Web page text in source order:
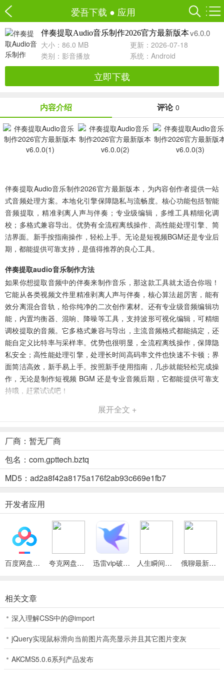
爱吾下载 ● 应用
伴奏提取Audio音乐制作2026官方最新版本v6.0.0
大小：86.0 MB
更新：2026-07-18
类别： 影音播放 系统：Android
立即下载
内容介绍 评论 0
伴奏提取Audio音乐制作2026官方最新版本，为内容创作者提供一站
式音频处理方案。本地化引擎保障隐私与流畅度。核心功能包括智能
音频提取，精准剥离人声与伴奏；专业级编辑，多维工具精细化调
校；多格式兼容导出。优势有全流程离线操作、高性能处理引擎、简
洁界面。新手按指南操作，轻松上手。无论是短视频BGM还是专业后
期，都能提供可靠支持，是值得推荐的良心工具。
伴奏提取audio音乐制作方法
如果你想提取音频中的伴奏来制作音乐，那这款工具就太适合你啦！
它能从各类视频文件里精准剥离人声与伴奏，核心算法超厉害，能有
效分离混合音轨，给你纯净的二次创作素材。还有专业级音频编辑功
能，内置均衡器、混响、降噪等工具，支持波形可视化编辑，可精细
调校提取的音频。它多格式兼容与导出，主流音频格式都能搞定，还
能自定义比特率与采样率。优势也很明显，全流程离线操作，保障隐
私安全；高性能处理引擎，处理长时间高码率文件也快速不卡顿；界
面简洁高效，新手易上手。按照新手使用指南，几步就能轻松完成操
作，无论是制作短视频 BGM 还是专业音频后期，它都能提供可靠支
持哦，赶紧试试吧！
伴奏提取Audio音乐制作2026官方最新版本优势
行音频处理。
2. 高性能处理引擎：优化算法，快速响应处理长时高码率音频，不卡
顿崩溃。
3. 简洁高效界面：布局清晰，简化流程，新手也能快速上手制作专业
音频。
伴奏提取Audio音乐制作2026官方最新版本功能
1、智能音频提取：能从各类视频精准剥离人声与伴奏，核心算法分离
混合音轨，提供纯净二次创作素材。
细化调校提取音频，满足专业需求。
3、多格式兼容与导出：全面支持主流音频格式导入导出，允许自定义
与安全性，无需上传网络。
展开全文 +
厂商：暂无厂商
包名：com.gpttech.bztq
MD5：ad2a8f42a8175a176f2ab93c669e1fb7
开发者应用
百度网盘绿色免安装Pc电脑版 夸克网盘官方正式版 迅雷vip破解版永久会员2024版 人生瞬间最新手机版 俄聊最新手机版
相关文章
深入理解CSS中的@import
jQuery实现鼠标滑向当前图片高亮显示并且其它图片变灰
AKCMS5.0.6系列产品发布